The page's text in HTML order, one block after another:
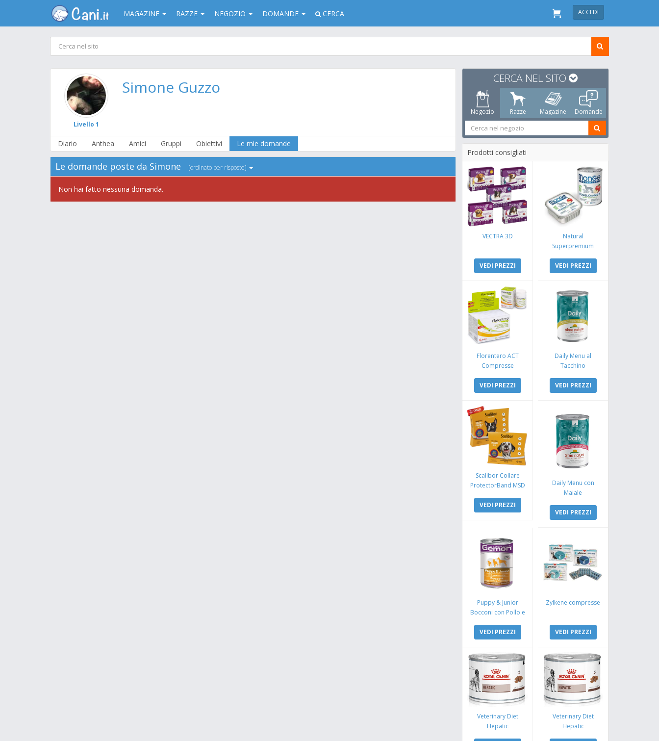
MAGAZINE RAZZE NEGOZIO DOMANDE CERCA ACCEDI
Livello 1
Simone Guzzo
Diario Anthea Amici Gruppi Obiettivi Le mie domande
Le domande poste da Simone [ordinato per risposte]
Non hai fatto nessuna domanda.
CERCA NEL SITO
Negozio Razze Magazine Domande
Prodotti consigliati
VECTRA 3D
VEDI PREZZI
Natural
Superpremium
Coniglio e Mela
VEDI PREZZI
Florentero ACT
Compresse
VEDI PREZZI
Daily Menu al
Tacchino
VEDI PREZZI
Scalibor Collare
ProtectorBand MSD
VEDI PREZZI
Daily Menu con
Maiale
VEDI PREZZI
Puppy & Junior
Bocconi con Pollo e
VEDI PREZZI
Zylkene compresse
VEDI PREZZI
Veterinary Diet
Hepatic
Veterinary Diet
Hepatic